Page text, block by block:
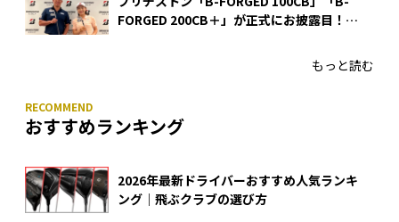
FORGED 200CB＋」が正式にお披露目！
もっと読む
おすすめランキング
2026年最新ドライバーおすすめ人気ランキ
ング｜飛ぶクラブの選び方